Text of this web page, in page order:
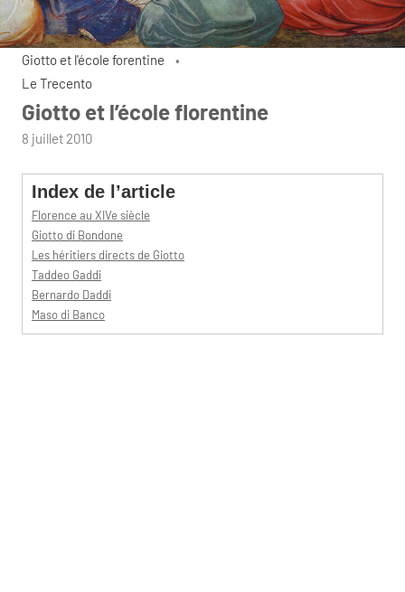
Giotto et l'école forentine
Le Trecento
Giotto et l’école florentine
par
8 juillet 2010
Index de l’article
Florence au XIVe siècle
Giotto di Bondone
Les héritiers directs de Giotto
Taddeo Gaddi
Bernardo Daddi
Maso di Banco